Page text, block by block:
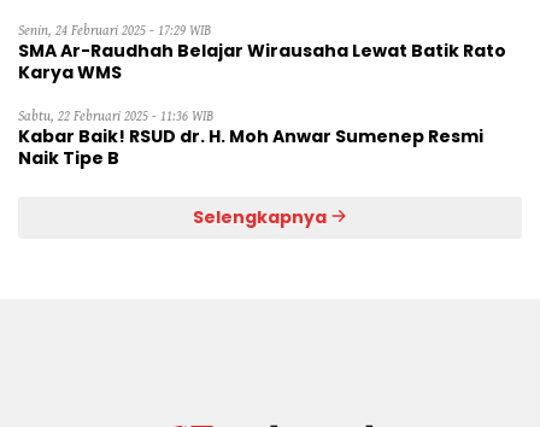
Senin, 24 Februari 2025 - 17:29 WIB
SMA Ar-Raudhah Belajar Wirausaha Lewat Batik Rato
Karya WMS
Sabtu, 22 Februari 2025 - 11:36 WIB
Kabar Baik! RSUD dr. H. Moh Anwar Sumenep Resmi
Naik Tipe B
Selengkapnya